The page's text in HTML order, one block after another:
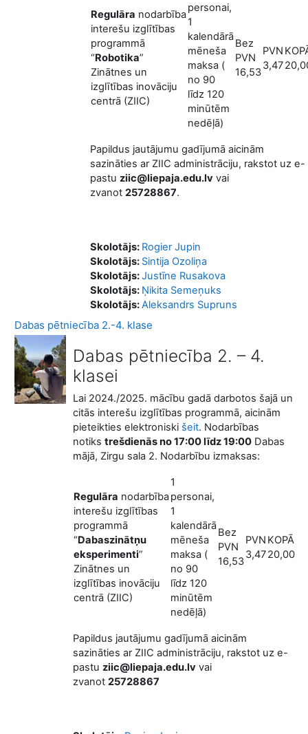
Regulāra nodarbība
interešu izglītības
programmā
“Robotika”
Zinātnes un
izglītības inovāciju
centrā (ZIIC)
personai,
1
kalendārā
mēneša
maksa (
no 90
līdz 120
minūtēm
nedēļā)
Bez
PVN
16,53
PVN
3,47
Papildus jautājumu gadījumā aicinām
sazināties ar ZIIC administrāciju, rakstot uz e-
pastu ziic@liepaja.edu.lv vai
zvanot 25728867.
Skolotājs: Rogier Jupin
Skolotājs: Sintija Ozoliņa
Skolotājs:Justīne Rusakova
Skolotājs: Ņikita Semeņuks
Skolotājs:Aleksandrs Supruns
Dabas pētniecība 2.-4. klase
Dabas pētniecība 2. – 4.
klasei
Lai 2024./2025. mācību gadā darbotos šajā un
citās interešu izglītības programmā, aicinām
pieteikties elektroniski šeit. Nodarbības
notiks trešdienās no 17:00 līdz 19:00 Dabas
mājā, Zirgu sala 2. Nodarbību izmaksas:
Regulāra nodarbība
interešu izglītības
programmā
“Dabaszinātņu
eksperimenti”
Zinātnes un
izglītības inovāciju
centrā (ZIIC)
1
personai,
1
kalendārā
mēneša
maksa (
no 90
līdz 120
minūtēm
nedēļā)
Bez
PVN
16,53
PVN
3,47
KOPĀ
20,00
Papildus jautājumu gadījumā aicinām
sazināties ar ZIIC administrāciju, rakstot uz e-
pastu ziic@liepaja.edu.lv vai
zvanot 25728867